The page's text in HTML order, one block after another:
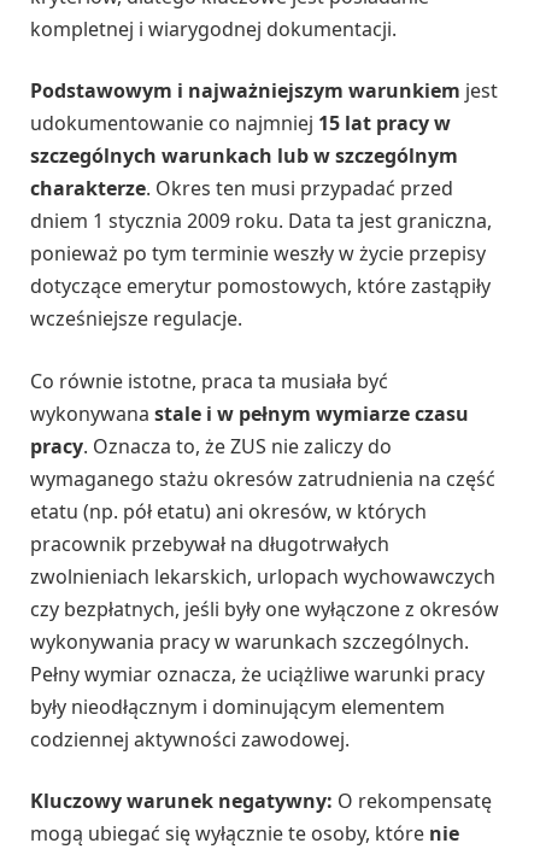
kompletnej i wiarygodnej dokumentacji.
Podstawowym i najważniejszym warunkiem jest
udokumentowanie co najmniej 15 lat pracy w
szczególnych warunkach lub w szczególnym
charakterze. Okres ten musi przypadać przed
dniem 1 stycznia 2009 roku. Data ta jest graniczna,
ponieważ po tym terminie weszły w życie przepisy
dotyczące emerytur pomostowych, które zastąpiły
wcześniejsze regulacje.
Co równie istotne, praca ta musiała być
wykonywana stale i w pełnym wymiarze czasu
pracy. Oznacza to, że ZUS nie zaliczy do
wymaganego stażu okresów zatrudnienia na część
etatu (np. pół etatu) ani okresów, w których
pracownik przebywał na długotrwałych
zwolnieniach lekarskich, urlopach wychowawczych
czy bezpłatnych, jeśli były one wyłączone z okresów
wykonywania pracy w warunkach szczególnych.
Pełny wymiar oznacza, że uciążliwe warunki pracy
były nieodłącznym i dominującym elementem
codziennej aktywności zawodowej.
Kluczowy warunek negatywny: O rekompensatę
mogą ubiegać się wyłącznie te osoby, które nie